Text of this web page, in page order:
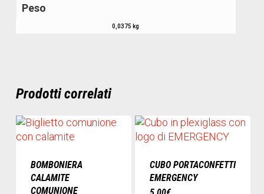
Peso
0,0375 kg
Prodotti correlati
BOMBONIERA
CALAMITE
COMUNIONE
CUBO PORTACONFETTI
EMERGENCY